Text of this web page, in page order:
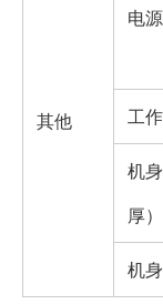
其他
电源
工
机
厚）
机